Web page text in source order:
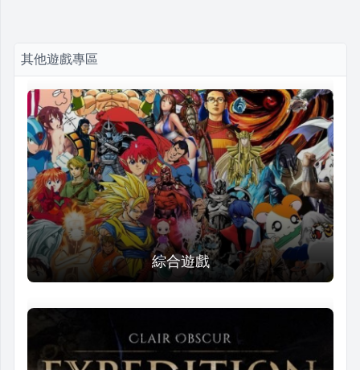
其他遊戲專區
綜合遊戲